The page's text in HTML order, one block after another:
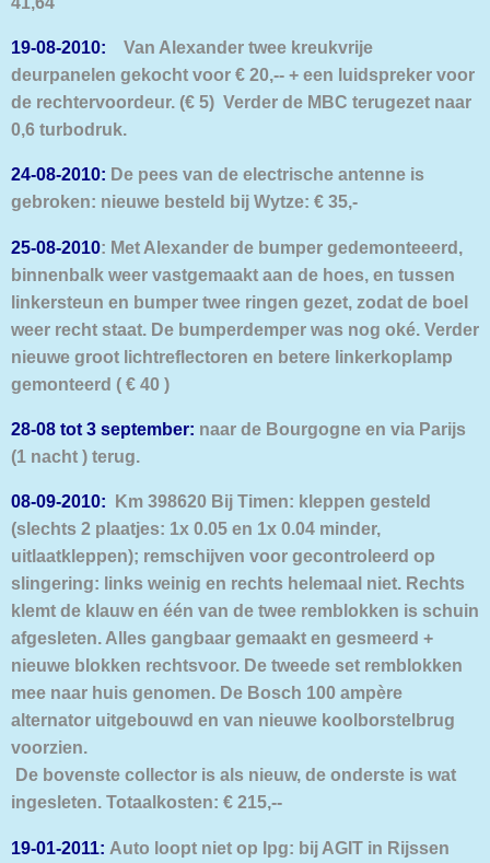
19-08-2010: Van Alexander twee kreukvrije
deurpanelen gekocht voor € 20,-- + een luidspreker voor
de rechtervoordeur. (€ 5) Verder de MBC terugezet naar
0,6 turbodruk.
24-08-2010: De pees van de electrische antenne is
gebroken: nieuwe besteld bij Wytze: € 35,-
25-08-2010: Met Alexander de bumper gedemonteeerd,
binnenbalk weer vastgemaakt aan de hoes, en tussen
linkersteun en bumper twee ringen gezet, zodat de boel
weer recht staat. De bumperdemper was nog oké. Verder
nieuwe groot lichtreflectoren en betere linkerkoplamp
gemonteerd ( € 40 )
28-08 tot 3 september: naar de Bourgogne en via Parijs
(1 nacht ) terug.
08-09-2010: Km 398620 Bij Timen: kleppen gesteld
(slechts 2 plaatjes: 1x 0.05 en 1x 0.04 minder,
uitlaatkleppen); remschijven voor gecontroleerd op
slingering: links weinig en rechts helemaal niet. Rechts
klemt de klauw en één van de twee remblokken is schuin
afgesleten. Alles gangbaar gemaakt en gesmeerd +
nieuwe blokken rechtsvoor. De tweede set remblokken
mee naar huis genomen. De Bosch 100 ampère
alternator uitgebouwd en van nieuwe koolborstelbrug
voorzien.
De bovenste collector is als nieuw, de onderste is wat
ingesleten. Totaalkosten: € 215,--
19-01-2011: Auto loopt niet op lpg: bij AGIT in Rijssen